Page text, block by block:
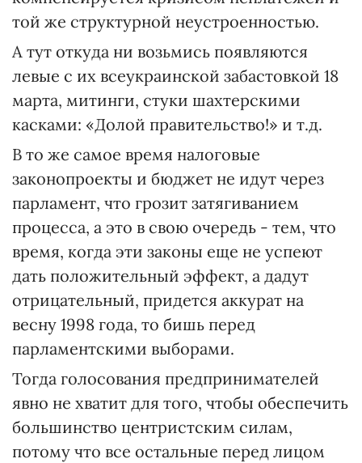
той же структурной неустроенностью.
А тут откуда ни возьмись появляются
левые с их всеукраинской забастовкой 18
марта, митинги, стуки шахтерскими
касками: «Долой правительство!» и т.д.
В то же самое время налоговые
законопроекты и бюджет не идут через
парламент, что грозит затягиванием
процесса, а это в свою очередь - тем, что
время, когда эти законы еще не успеют
дать положительный эффект, а дадут
отрицательный, придется аккурат на
весну 1998 года, то бишь перед
парламентскими выборами.
Тогда голосования предпринимателей
явно не хватит для того, чтобы обеспечить
большинство центристским силам,
потому что все остальные перед лицом